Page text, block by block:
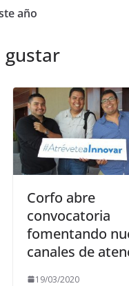
año
gustar
Corfo abre
convocatoria
fomentando
canales de
19/03/2020